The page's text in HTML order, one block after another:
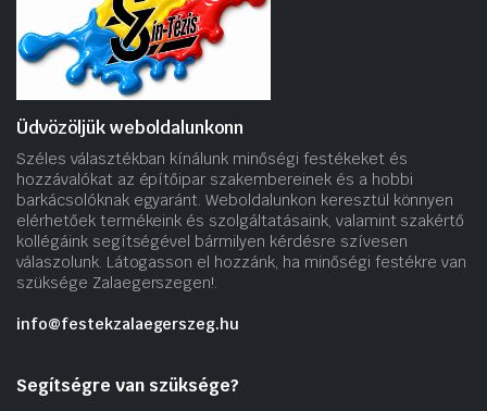
Üdvözöljük weboldalunkonn
Széles választékban kínálunk minőségi festékeket és
hozzávalókat az építőipar szakembereinek és a hobbi
barkácsolóknak egyaránt. Weboldalunkon keresztül könnyen
elérhetőek termékeink és szolgáltatásaink, valamint szakértő
kollégáink segítségével bármilyen kérdésre szívesen
válaszolunk. Látogasson el hozzánk, ha minőségi festékre van
szüksége Zalaegerszegen!.
info@festekzalaegerszeg.hu
Segítségre van szüksége?